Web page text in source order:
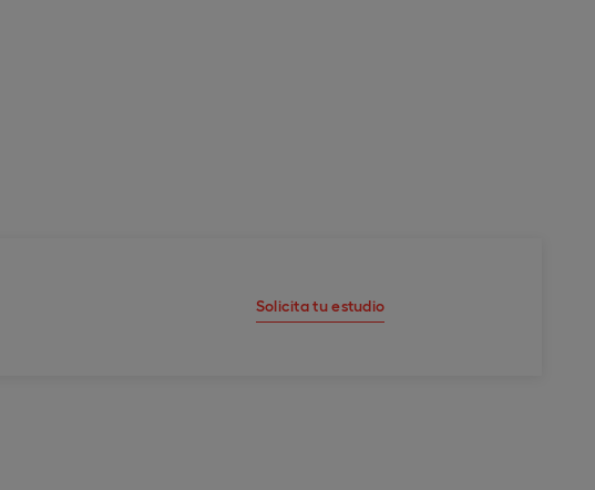
Solicita tu estudio